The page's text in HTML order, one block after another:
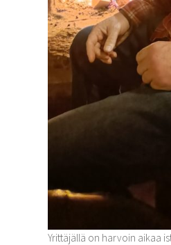
Yrittäjällä on harvoin aikaa